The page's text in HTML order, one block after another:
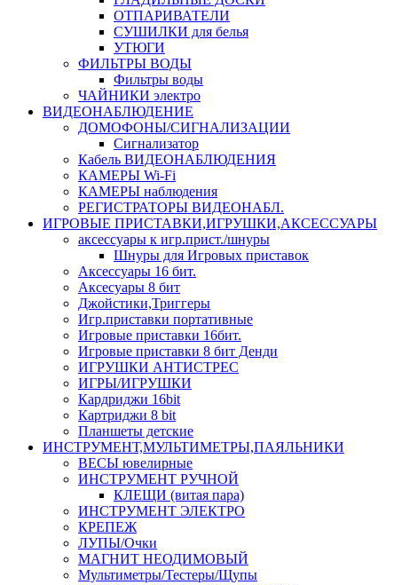
ОТПАРИВАТЕЛИ
СУШИЛКИ для белья
УТЮГИ
ФИЛЬТРЫ ВОДЫ
Фильтры воды
ЧАЙНИКИ электро
ВИДЕОНАБЛЮДЕНИЕ
ДОМОФОНЫ/СИГНАЛИЗАЦИИ
Сигнализатор
Кабель ВИДЕОНАБЛЮДЕНИЯ
КАМЕРЫ Wi-Fi
КАМЕРЫ наблюдения
РЕГИСТРАТОРЫ ВИДЕОНАБЛ.
ИГРОВЫЕ ПРИСТАВКИ,ИГРУШКИ,АКСЕССУАРЫ
аксесcуары к игр.прист./шнуры
Шнуры для Игровых приставок
Аксессуары 16 бит.
Аксесуары 8 бит
Джойстики,Триггеры
Игр.приставки портативные
Игровые приставки 16бит.
Игровые приставки 8 бит Денди
ИГРУШКИ АНТИСТРЕС
ИГРЫ/ИГРУШКИ
Кардриджи 16bit
Картриджи 8 bit
Планшеты детские
ИНСТРУМЕНТ,МУЛЬТИМЕТРЫ,ПАЯЛЬНИКИ
ВЕСЫ ювелирные
ИНСТРУМЕНТ РУЧНОЙ
КЛЕЩИ (витая пара)
ИНСТРУМЕНТ ЭЛЕКТРО
КРЕПЕЖ
ЛУПЫ/Очки
МАГНИТ НЕОДИМОВЫЙ
Мультиметры/Тестеры/Щупы